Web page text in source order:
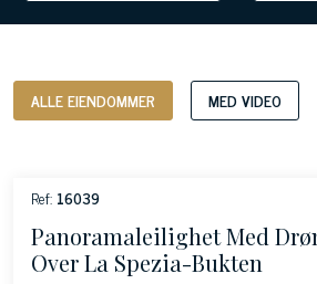
ALLE EIENDOMMER MED VIDEO
Ref: 16039
Panoramaleilighet Med
Over La Spezia-Bukten